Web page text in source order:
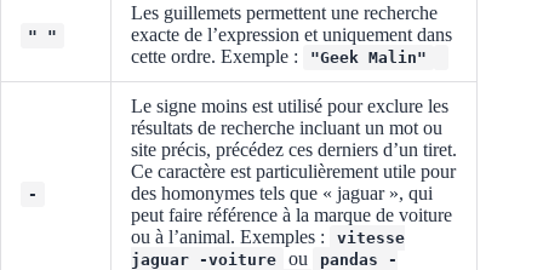
" "
Les guillemets permettent une recherche
exacte de l’expression et uniquement dans
cette ordre. Exemple :
"Geek Malin"
-
Le signe moins est utilisé pour exclure les
résultats de recherche incluant un mot ou
site précis, précédez ces derniers d’un tiret.
Ce caractère est particulièrement utile pour
des homonymes tels que « jaguar », qui
peut faire référence à la marque de voiture
ou à l’animal. Exemples :
vitesse
jaguar -voiture
ou
pandas -